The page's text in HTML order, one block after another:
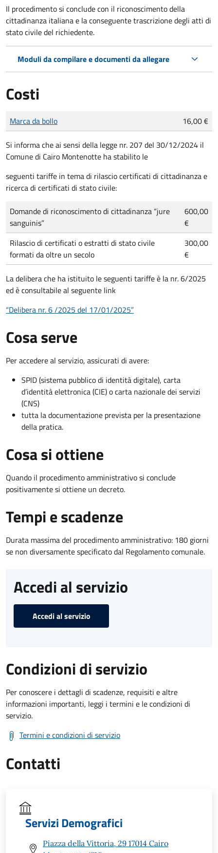
Il procedimento si conclude con il riconoscimento della
cittadinanza italiana e la conseguente trascrizione degli atti di
stato civile del richiedente.
Moduli da compilare e documenti da allegare
Costi
Tipo di pagamento
Importo
Marca da bollo 16,00 €
Si informache ai sensi della legge nr. 207 del 30/12/2024 il
Comune di Cairo Montenotte ha stabilito le
seguenti tariffe in tema di rilascio certificati di cittadinanza e
ricerca di certificati di stato civile:
Domandedi riconoscimento di cittadinanza “jure
sanguinis”
600,00
€
Rilascio di certificati o estratti di stato civile
formati da oltre un secolo
300,00
€
La delibera che ha istituito le seguenti tariffe è la nr. 6/2025
ed è consultabile al seguente link
“Delibera nr. 6 /2025 del 17/01/2025”
Cosa serve
Per accedere al servizio, assicurati di avere:
SPID (sistema pubblico di identità digitale), carta
d’identità elettronica (CIE) o carta nazionale dei servizi
(CNS)
tutta la documentazione prevista per la presentazione
della pratica.
Cosa si ottiene
Quando il procedimento amministrativo si conclude
positivamente si ottiene un decreto.
Tempi e scadenze
Durata massima del procedimento amministrativo: 180 giorni
se non diversamente specificato dal Regolamento comunale.
Accedi al servizio
Accedi al servizio
Condizioni di servizio
Per conoscere i dettagli di scadenze, requisiti e altre
informazioni importanti, leggi i termini e le condizioni di
servizio.
Termini e condizioni di servizio
Contatti
Servizi Demografici
Piazza della Vittoria, 29 17014 Cairo